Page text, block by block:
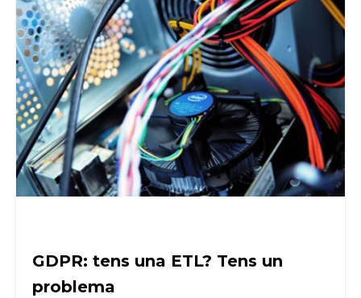
GDPR: tens una ETL? Tens un
problema